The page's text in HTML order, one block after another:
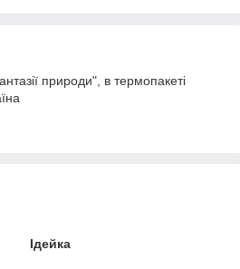
природи", в термопакеті
Ідейка